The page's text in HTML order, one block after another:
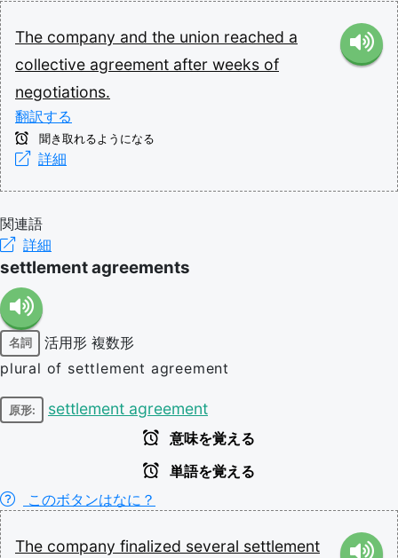
The company and the union reached a
collective agreement after weeks of
negotiations.
翻訳する
聞き取れるようになる
詳細
関連語
詳細
settlement agreements
名詞 活用形 複数形
plural of settlement agreement
原形: settlement agreement
意味を覚える
単語を覚える
このボタンはなに？
The company finalized several settlement